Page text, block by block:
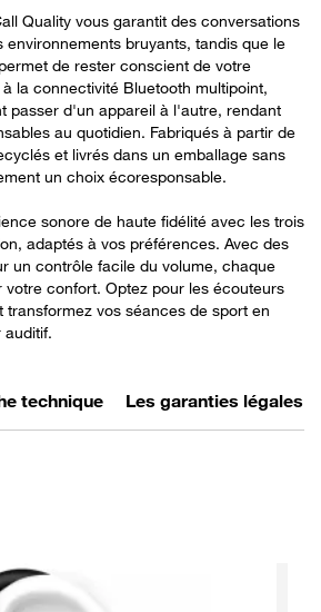
Quality vous garantit des conversations
environnements bruyants, tandis que le
de rester conscient de votre
la connectivité Bluetooth multipoint,
passer d'un appareil à l'autre, rendant
au quotidien. Fabriqués à partir de
et livrés dans un emballage sans
un choix écoresponsable.
sonore de haute fidélité avec les trois
adaptés à vos préférences. Avec des
un contrôle facile du volume, chaque
votre confort. Optez pour les écouteurs
transformez vos séances de sport en
auditif.
technique Les garanties légales